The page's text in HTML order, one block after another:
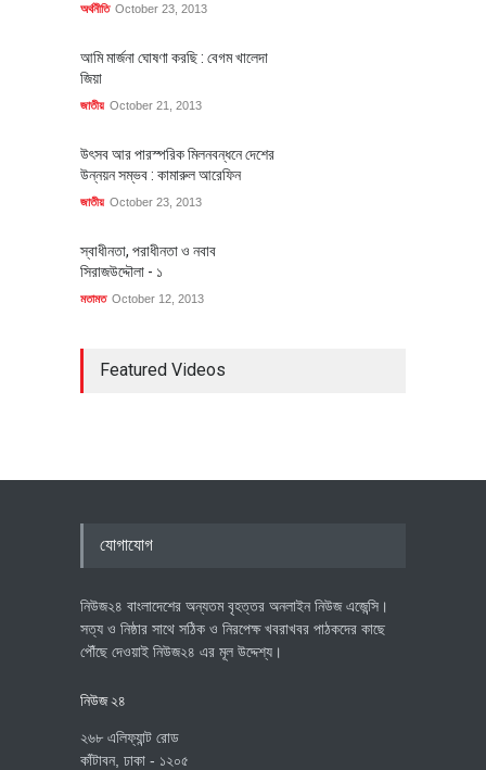
অর্থনীতি October 23, 2013
আমি মার্জনা ঘোষণা করছি : বেগম খালেদা
জিয়া
জাতীয় October 21, 2013
উৎসব আর পারস্পরিক মিলনবন্ধনে দেশের
উন্নয়ন সম্ভব : কামারুল আরেফিন
জাতীয় October 23, 2013
স্বাধীনতা, পরাধীনতা ও নবাব
সিরাজউদ্দৌলা - ১
মতামত October 12, 2013
Featured Videos
যোগাযোগ
নিউজ২৪ বাংলাদেশের অন্যতম বৃহত্তর অনলাইন নিউজ এজেন্সি।
সত্য ও নিষ্ঠার সাথে সঠিক ও নিরপেক্ষ খবরাখবর পাঠকদের কাছে
পৌঁছে দেওয়াই নিউজ২৪ এর মূল উদ্দেশ্য।
নিউজ ২৪
২৬৮ এলিফ্যান্ট রোড
কাঁটাবন, ঢাকা - ১২০৫